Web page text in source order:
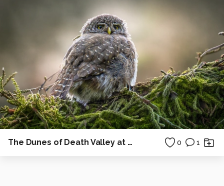
The Dunes of Death Valley at sunrise 0 1